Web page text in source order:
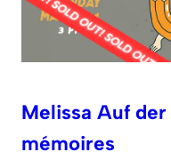
Melissa Auf
mémoires